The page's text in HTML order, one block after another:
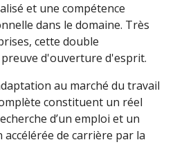
et une compétence
dans le domaine. Très
cette double
d'ouverture d'esprit.
au marché du travail
constituent un réel
d’un emploi et un
de carrière par la